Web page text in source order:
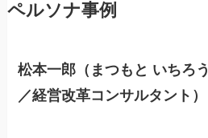
ペルソナ事例
松本一郎（まつもと いちろ
／経営改革コンサルタント）